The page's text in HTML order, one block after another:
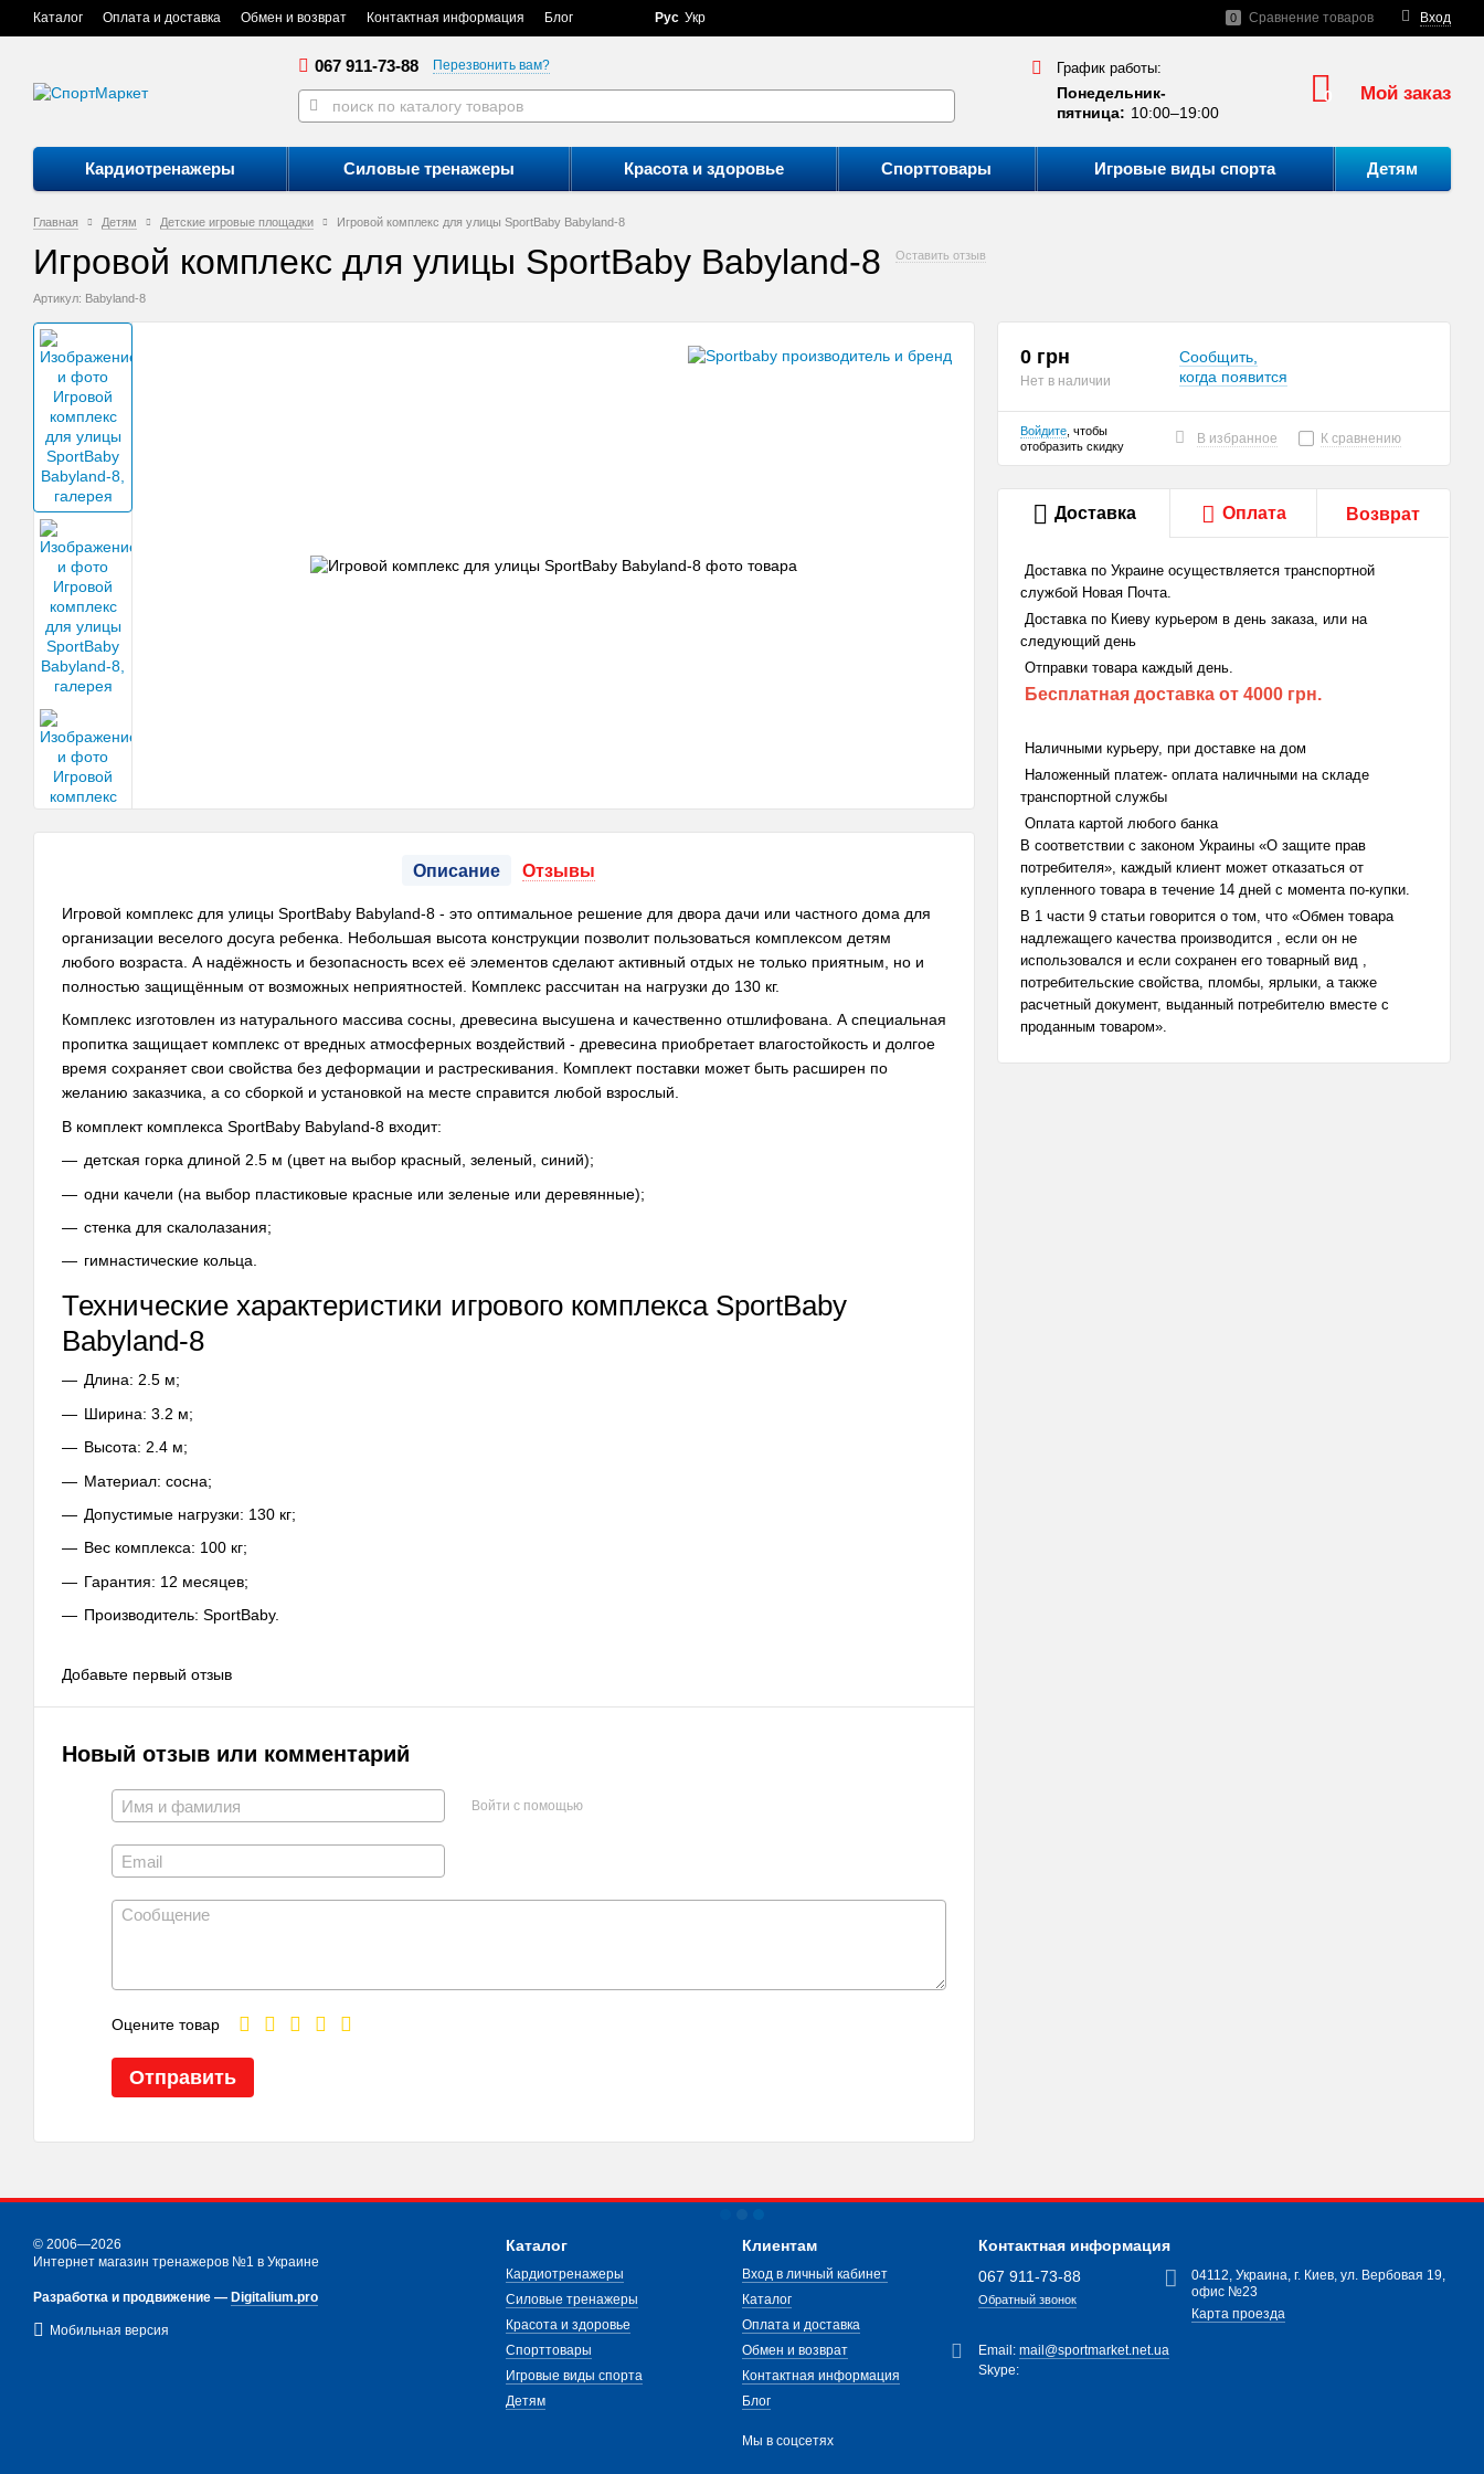
Каталог Оплата и доставка Обмен и возврат Контактная информация Блог Вход
0 Сравнение товаров
Рус Укр
067 911-73-88 Перезвонить вам? График работы:
Понедельник-
пятница: 10:00–19:00
0 Мой заказ
Кардиотренажеры Силовые тренажеры Красота и здоровье Спорттовары Игровые виды спорта Детям
Главная Детям Детские игровые площадки Игровой комплекс для улицы SportBaby Babyland-8
Игровой комплекс для улицы SportBaby Babyland-8 Оставить отзыв
Артикул: Babyland-8
Описание Отзывы
Игровой комплекс для улицы SportBaby Babyland-8 - это оптимальное решение для двора дачи или частного дома для
организации веселого досуга ребенка. Небольшая высота конструкции позволит пользоваться комплексом детям
любого возраста. А надёжность и безопасность всех её элементов сделают активный отдых не только приятным, но и
полностью защищённым от возможных неприятностей. Комплекс рассчитан на нагрузки до 130 кг.
Комплекс изготовлен из натурального массива сосны, древесина высушена и качественно отшлифована. А специальная
пропитка защищает комплекс от вредных атмосферных воздействий - древесина приобретает влагостойкость и долгое
время сохраняет свои свойства без деформации и растрескивания. Комплект поставки может быть расширен по
желанию заказчика, а со сборкой и установкой на месте справится любой взрослый.
В комплект комплекса SportBaby Babyland-8 входит:
детская горка длиной 2.5 м (цвет на выбор красный, зеленый, синий);
одни качели (на выбор пластиковые красные или зеленые или деревянные);
стенка для скалолазания;
гимнастические кольца.
Технические характеристики игрового комплекса SportBaby
Babyland-8
Длина: 2.5 м;
Ширина: 3.2 м;
Высота: 2.4 м;
Материал: сосна;
Допустимые нагрузки: 130 кг;
Вес комплекса: 100 кг;
Гарантия: 12 месяцев;
Производитель: SportBaby.
Добавьте первый отзыв
Новый отзыв или комментарий
Войти с помощью
Оцените товар
Отправить
0 грн
Нет в наличии
Сообщить,
когда появится
Войдите , чтобы
отобразить скидку
В избранное К сравнению
Доставка Оплата Возврат
Доставка по Украине осуществляется транспортной
службой Новая Почта.
Доставка по Киеву курьером в день заказа, или на
следующий день
Отправки товара каждый день.
Бесплатная доставка от 4000 грн.
Наличными курьеру, при доставке на дом
Наложенный платеж- оплата наличными на складе
транспортной службы
Оплата картой любого банка
В соответствии с законом Украины «О защите прав
потребителя», каждый клиент может отказаться от
купленного товара в течение 14 дней с момента по-купки.
В 1 части 9 статьи говорится о том, что «Обмен товара
надлежащего качества производится , если он не
использовался и если сохранен его товарный вид ,
потребительские свойства, пломбы, ярлыки, а также
расчетный документ, выданный потребителю вместе с
проданным товаром».
© 2006—2026
Интернет магазин тренажеров №1 в Украине
Разработка и продвижение — Digitalium.pro
Мобильная версия
Каталог
Кардиотренажеры
Силовые тренажеры
Красота и здоровье
Спорттовары
Игровые виды спорта
Детям
Клиентам
Вход в личный кабинет
Каталог
Оплата и доставка
Обмен и возврат
Контактная информация
Блог
Мы в соцсетях
Контактная информация
067 911-73-88
Обратный звонок
04112, Украина, г. Киев, ул. Вербовая 19,
офис №23
Карта проезда
Email:mail@sportmarket.net.ua
Skype: